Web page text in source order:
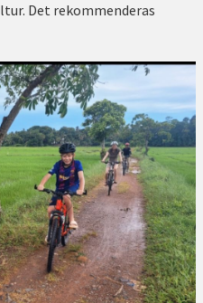
Det rekommenderas